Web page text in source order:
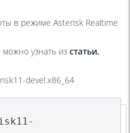
в режиме Asterisk Realtime
можно узнать из статьи.
devel.x86_64